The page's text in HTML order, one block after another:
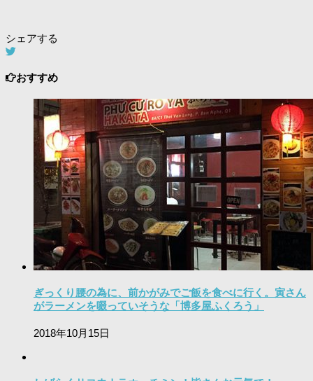
シェアする
おすすめ
ぎっくり腰の為に、前かがみでご飯を食べに行く。寅さん
がラーメンを啜っていそうな「博多屋ふくろう」
2018年10月15日